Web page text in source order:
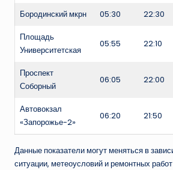
Бородинский мкрн 05:30 22:30
Площадь
Университетская
05:55 22:10
Проспект
Соборный
06:05 22:00
Автовокзал
«Запорожье-2»
06:20 21:50
Данные показатели могут меняться в
ситуации, метеоусловий и ремонтных